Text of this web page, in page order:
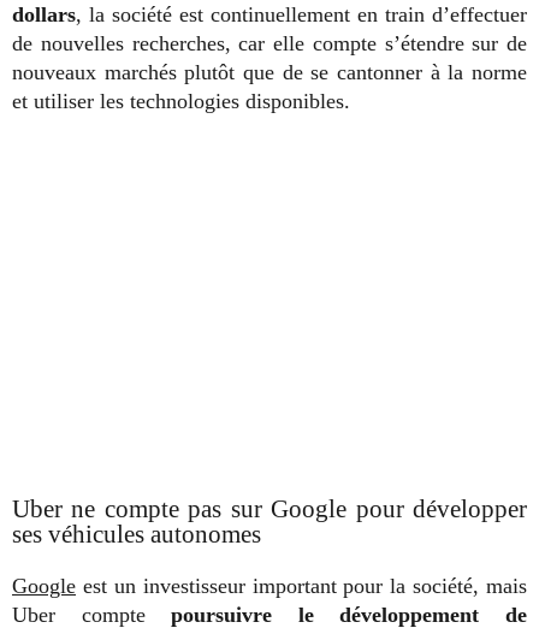
dollars, la société est continuellement en train d’effectuer
de nouvelles recherches, car elle compte s’étendre sur de
nouveaux marchés plutôt que de se cantonner à la norme
et utiliser les technologies disponibles.
Uber ne compte pas sur Google pour développer
ses véhicules autonomes
Google est un investisseur important pour la société, mais
Uber comptepoursuivre le développement de